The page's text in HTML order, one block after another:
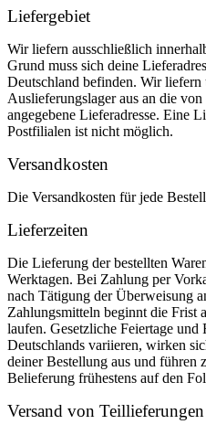
Liefergebiet
Wir liefern ausschließlich
Grund muss sich deine
Deutschland befinden. Wir liefern
Auslieferungslager aus an die
angegebene Lieferadresse. Eine
Postfilialen ist nicht möglich.
Versandkosten
Die Versandkosten für jede
Lieferzeiten
Die Lieferung der bestellten
Werktagen. Bei Zahlung per
nach Tätigung der Überweisung
Zahlungsmitteln beginnt die Frist
laufen. Gesetzliche Feiertage und
Deutschlands variieren, wirken
deiner Bestellung aus und führen
Belieferung frühestens auf den
Versand von Teillieferungen